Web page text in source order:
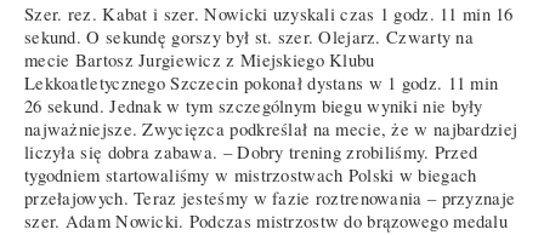
Szer. rez. Kabat i szer. Nowicki uzyskali czas 1 godz. 11 min 16
sekund. O sekundę gorszy był st. szer. Olejarz. Czwarty na
mecie Bartosz Jurgiewicz z Miejskiego Klubu
Lekkoatletycznego Szczecin pokonał dystans w 1 godz. 11 min
26 sekund. Jednak w tym szczególnym biegu wyniki nie były
najważniejsze. Zwycięzca podkreślał na mecie, że w najbardziej
liczyła się dobra zabawa. – Dobry trening zrobiliśmy. Przed
tygodniem startowaliśmy w mistrzostwach Polski w biegach
przełajowych. Teraz jesteśmy w fazie roztrenowania – przyznaje
szer. Adam Nowicki. Podczas mistrzostw do brązowego medalu